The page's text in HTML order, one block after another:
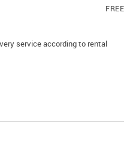
FREE
service according to rental